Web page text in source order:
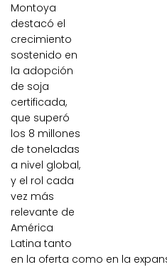
Montoya
destacó el
crecimiento
sostenido en
la adopción
de soja
certificada,
que superó
los 8 millones
de toneladas
a nivel global,
y el rol cada
vez más
relevante de
América
Latina tanto
en la oferta como en la